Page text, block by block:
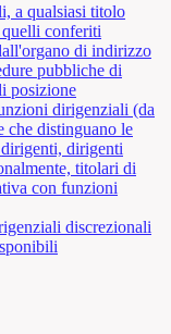
a qualsiasi titolo
conferiti
di indirizzo
pubbliche di
posizione
dirigenziali (da
che distinguano le
dirigenti
titolari di
con funzioni
discrezionali